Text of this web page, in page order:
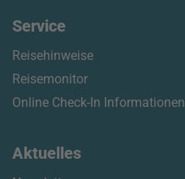
Service
Reisehinweise
Reisemonitor
Online Check-In Informationen
Aktuelles